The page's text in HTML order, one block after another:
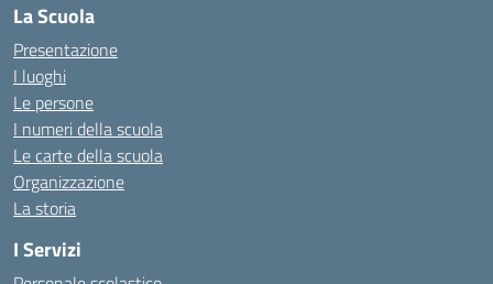
La Scuola
Presentazione
I luoghi
Le persone
I numeri della scuola
Le carte della scuola
Organizzazione
La storia
I Servizi